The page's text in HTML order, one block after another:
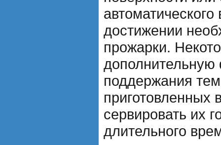
достижении
прожарки.
поддержания
приготовленных
сервировать их
длительного